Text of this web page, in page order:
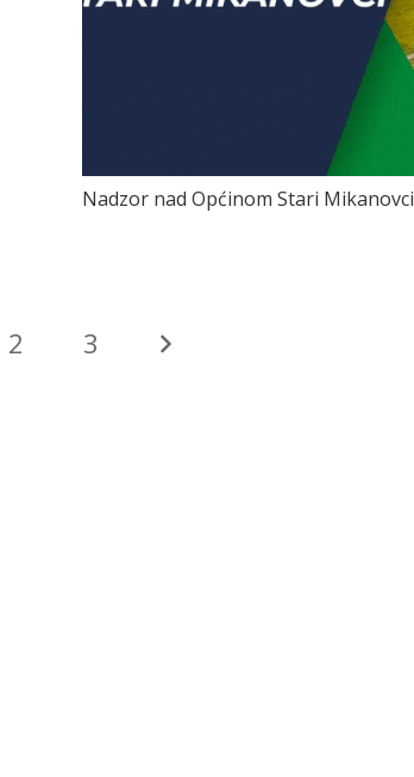
Nadzor nad Općinom Stari Mikanovci
2 3